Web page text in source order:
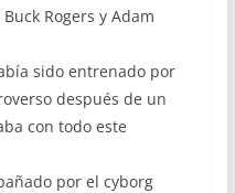
Rogers y Adam
sido entrenado por
después de un
con todo este
por el cyborg